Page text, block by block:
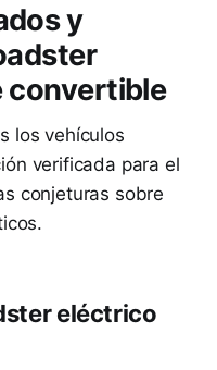
y
convertible
los vehículos
verificada para el
conjeturas sobre
eléctrico